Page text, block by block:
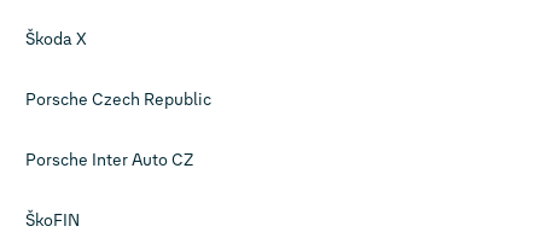
Škoda X
Porsche Czech Republic
Porsche Inter Auto CZ
ŠkoFIN